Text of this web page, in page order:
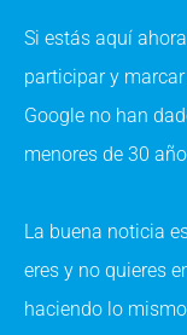
Si estás aquí
participar y
Google no han
menores de 30
La buena noticia
eres y no quieres
haciendo lo